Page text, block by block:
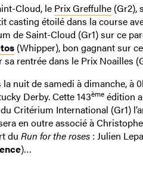
Cloud, le Prix Greffulhe(Gr2),
casting étoilé dans la course
de Saint-Cloud (Gr1) sur ce
(Whipper), bon gagnant sur
rentrée dans le Prix Noailles
la nuit de samedi à dimanche,
Derby. Cette 143èmeédition a
Critérium International (Gr1)
en outre associé à
du Run for the roses: Julien
)…